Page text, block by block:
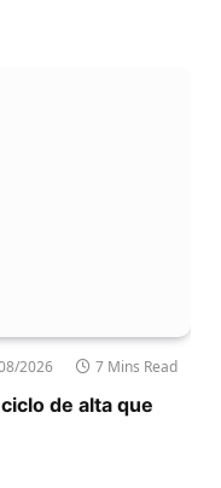
2026 7 Mins Read
de alta que